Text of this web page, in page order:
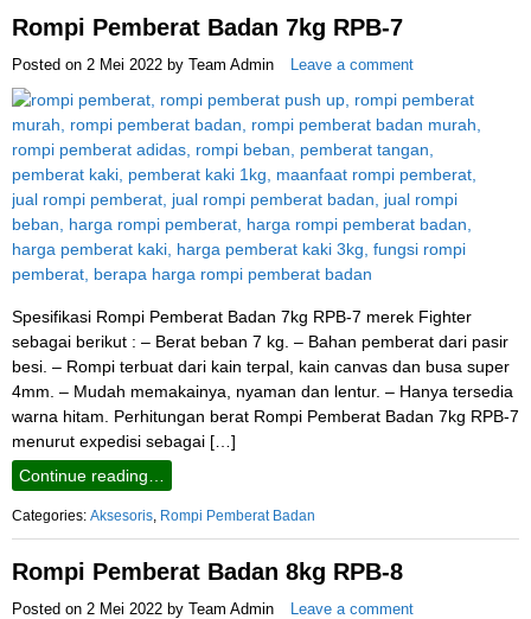
Rompi Pemberat Badan 7kg RPB-7
Posted on 2 Mei 2022 by Team Admin Leave a comment
Spesifikasi Rompi Pemberat Badan 7kg RPB-7 merek Fighter
sebagai berikut : – Berat beban 7 kg. – Bahan pemberat dari pasir
besi. – Rompi terbuat dari kain terpal, kain canvas dan busa super
4mm. – Mudah memakainya, nyaman dan lentur. – Hanya tersedia
warna hitam. Perhitungan berat Rompi Pemberat Badan 7kg RPB-7
menurut expedisi sebagai […]
Continue reading…
Categories: Aksesoris Rompi Pemberat Badan
Rompi Pemberat Badan 8kg RPB-8
Posted on 2 Mei 2022 by Team Admin Leave a comment